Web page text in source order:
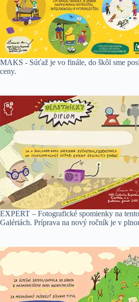
MAKS - Súťaž je vo finále, do škôl sme
ceny.
EXPERT – Fotografické spomienky na
Galériách. Príprava na nový ročník je v